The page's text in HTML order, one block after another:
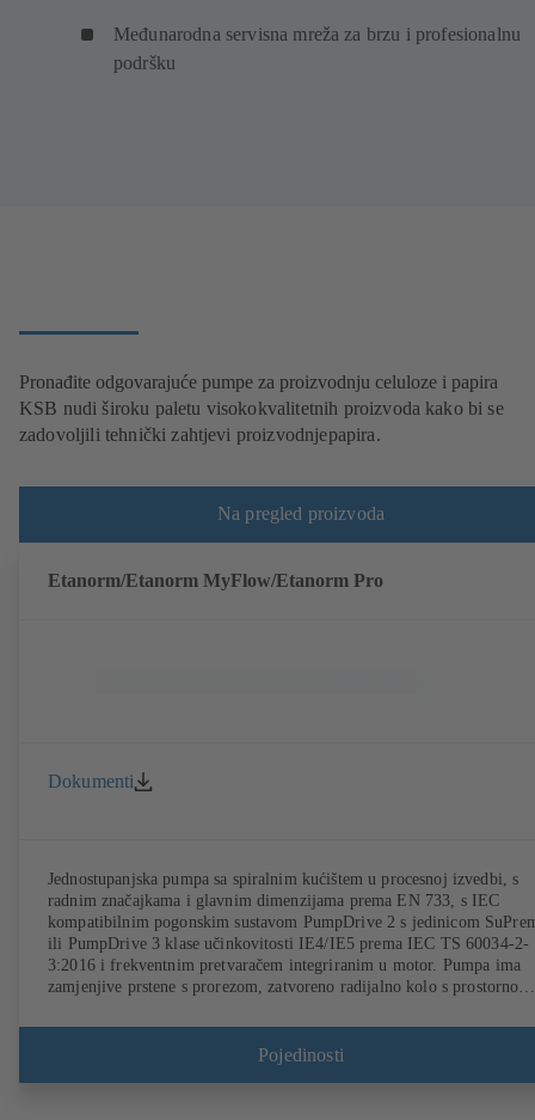
Međunarodna servisna mreža za brzu i profesionalnu
podršku
Pronađite odgovarajuće pumpe za proizvodnju celuloze i papira
KSB nudi široku paletu visokokvalitetnih proizvoda kako bi se
zadovoljili tehnički zahtjevi proizvodnjepapira.
Na pregled proizvoda
Etanorm/Etanorm MyFlow/Etanorm Pro
Dokumenti
Jednostupanjska pumpa sa spiralnim kućištem u procesnoj izvedbi, s
radnim značajkama i glavnim dimenzijama prema EN 733, s IEC
kompatibilnim pogonskim sustavom PumpDrive 2 s jedinicom
ili PumpDrive 3 klase učinkovitosti IE4/IE5 prema IEC TS 60034-2-
3:2016 i frekventnim pretvaračem integriranim u motor. Pumpa ima
zamjenjive prstene s prorezom, zatvoreno radijalno kolo s prostorno
kliznog prstena prema EN 12756, vratilo u području brtve vratila sa
zamjenjivom zaštitnom čahurom vratila. Procesna izvedba omogućuje
Pojedinosti